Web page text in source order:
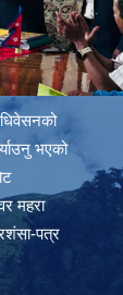
भएको
महरा
पत्र